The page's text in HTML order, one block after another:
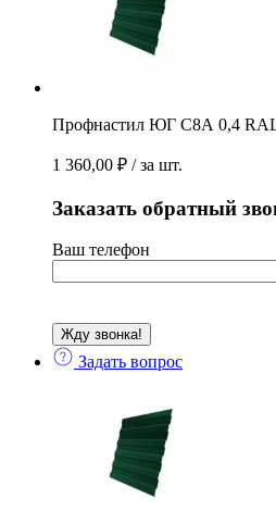
Профнастил ЮГ С8А 0,4
1 360,00 ₽ / за шт.
Заказать обратный
Ваш телефон
Задать вопрос